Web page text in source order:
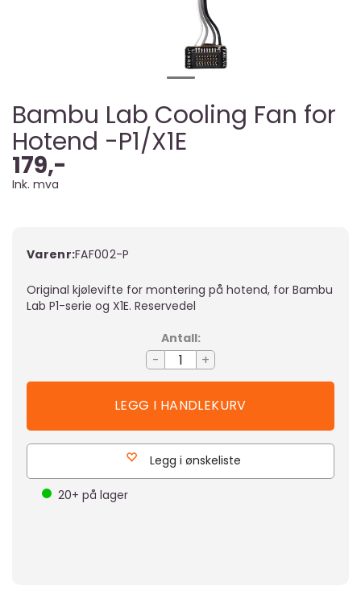
Bambu Lab Cooling Fan for
Hotend -P1/X1E
179,-
Ink. mva
Varenr:FAF002-P
Original kjølevifte for montering på hotend, for Bambu
Lab P1-serie og X1E. Reservedel
Antall:
- +
Legg i ønskeliste
20+ på lager